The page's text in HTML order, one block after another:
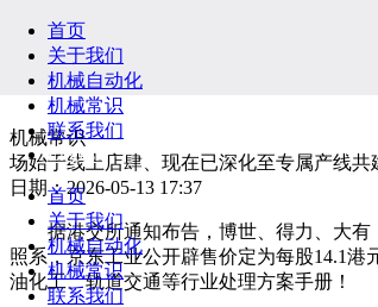
首页
关于我们
机械自动化
机械常识
联系我们
English
首页
关于我们
机械自动化
机械常识
联系我们
机械常识
场始于线上店肆、现在已深化至专属产线共
日期：2026-05-13 17:37
据港交所通知布告，博世、得力、大有
照系，京东工业公开辟售价定为每股14.1
油化工、轨道交通等行业处理方案手册！